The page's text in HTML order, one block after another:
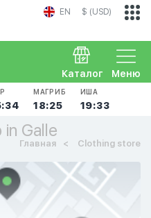
EN $ (USD)
Меню
Каталог
МАГРИБ
18:25
ИША
19:33
Galle
Главная Clothing store